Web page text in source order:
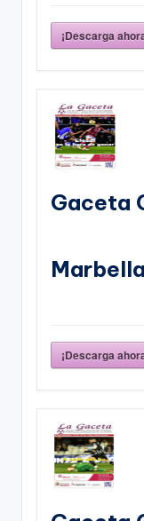
¡Descarga
Gaceta
¡Descarga